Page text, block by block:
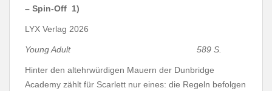
– Spin-Off 1)
LYX Verlag 2026
Young Adult 589 S.
Hinter den altehrwürdigen Mauern der Dunbridge
Academy zählt für Scarlett nur eines: die Regeln befolgen